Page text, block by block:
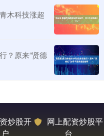
木科技涨超
？原来“贤德
炒股开
户
网上配资炒股平
台